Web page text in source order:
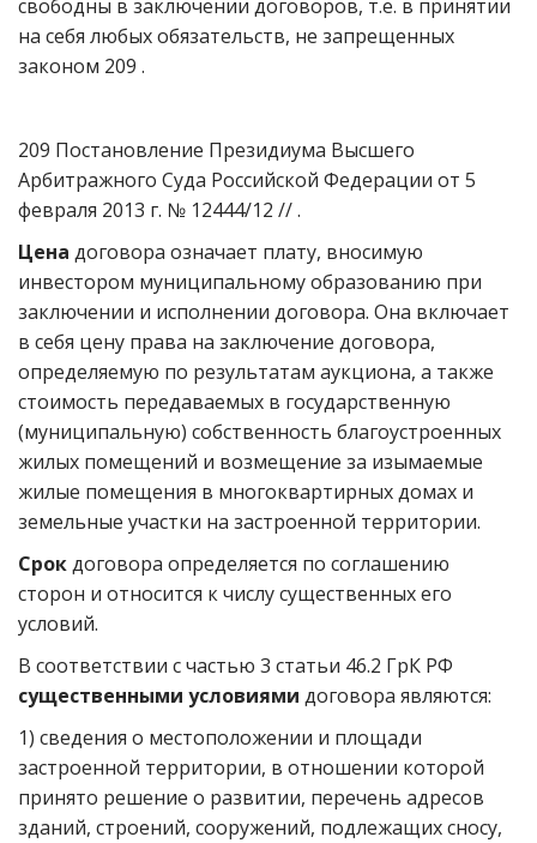
свободны в заключении договоров, т.е. в принятии
на себя любых обязательств, не запрещенных
законом 209 .
209 Постановление Президиума Высшего
Арбитражного Суда Российской Федерации от 5
февраля 2013 г. № 12444/12 // .
Цена договора означает плату, вносимую
инвестором муниципальному образованию при
заключении и исполнении договора. Она включает
в себя цену права на заключение договора,
определяемую по результатам аукциона, а также
стоимость передаваемых в государственную
(муниципальную) собственность благоустроенных
жилых помещений и возмещение за изымаемые
жилые помещения в многоквартирных домах и
земельные участки на застроенной территории.
Срокдоговора определяется по соглашению
сторон и относится к числу существенных его
условий.
В соответствии с частью 3 статьи 46.2 ГрК РФ
существенными условиями договора являются:
1) сведения о местоположении и площади
застроенной территории, в отношении которой
принято решение о развитии, перечень адресов
зданий, строений, сооружений, подлежащих сносу,